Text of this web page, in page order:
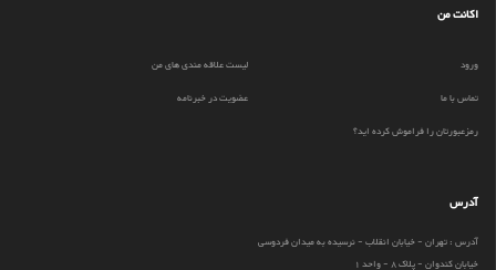
اکانت من
ورود
لیست علاقه مندی های من
تماس با ما
عضویت در خبرنامه
رمزعبورتان را فراموش کرده اید؟
آدرس
آدرس : تهران - خیابان انقلاب - نرسیده به میدان فردوسی
خیابان کندوان - پلاک 8 - واحد 1